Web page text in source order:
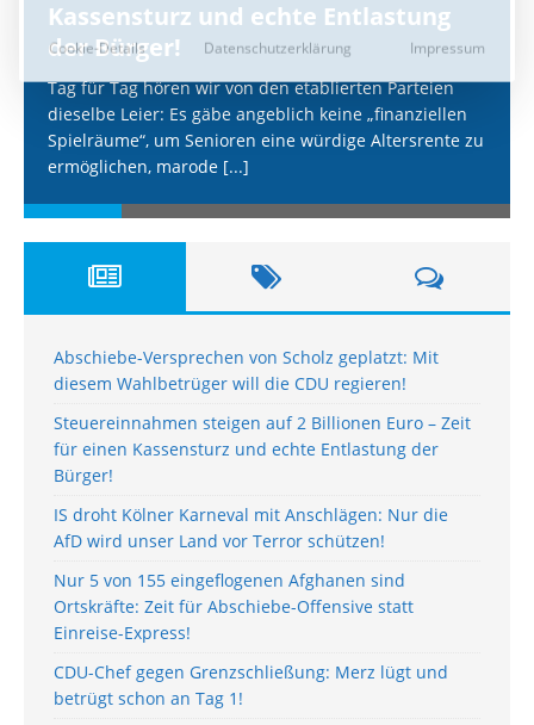
Kassensturz und echte Entlastung
der Bürger!
Tag für Tag hören wir von den etablierten Parteien
dieselbe Leier: Es gäbe angeblich keine „finanziellen
Spielräume“, um Senioren eine würdige Altersrente zu
ermöglichen, marode [...]
Abschiebe-Versprechen von Scholz geplatzt: Mit
diesem Wahlbetrüger will die CDU regieren!
Steuereinnahmen steigen auf 2 Billionen Euro – Zeit
für einen Kassensturz und echte Entlastung der
Bürger!
IS droht Kölner Karneval mit Anschlägen: Nur die
AfD wird unser Land vor Terror schützen!
Nur 5 von 155 eingeflogenen Afghanen sind
Ortskräfte: Zeit für Abschiebe-Offensive statt
Einreise-Express!
CDU-Chef gegen Grenzschließung: Merz lügt und
betrügt schon an Tag 1!